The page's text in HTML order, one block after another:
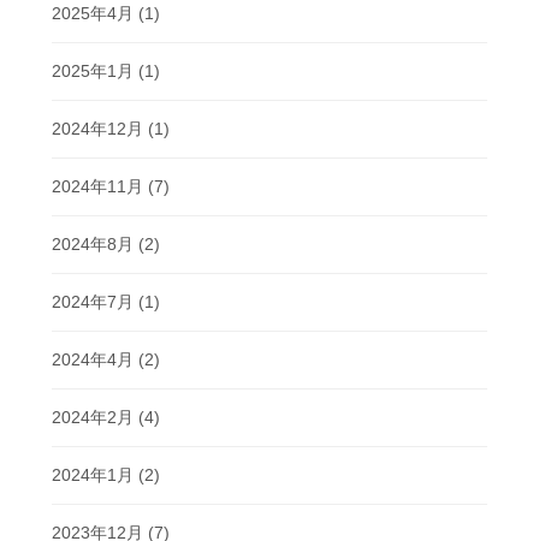
2025年4月 (1)
2025年1月 (1)
2024年12月 (1)
2024年11月 (7)
2024年8月 (2)
2024年7月 (1)
2024年4月 (2)
2024年2月 (4)
2024年1月 (2)
2023年12月 (7)